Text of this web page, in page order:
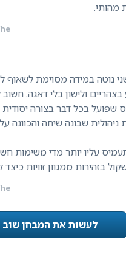
מהותי.
נוטה במידה מסוימת לשאוף
שבונה שיחה והכוונה
עליו יותר מדי משימות
בזהירות ממגוון זוויות כיצד
לעשות את המבחן שוב